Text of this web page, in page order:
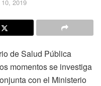
2019
de Salud Pública
momentos se investiga
con el Ministerio